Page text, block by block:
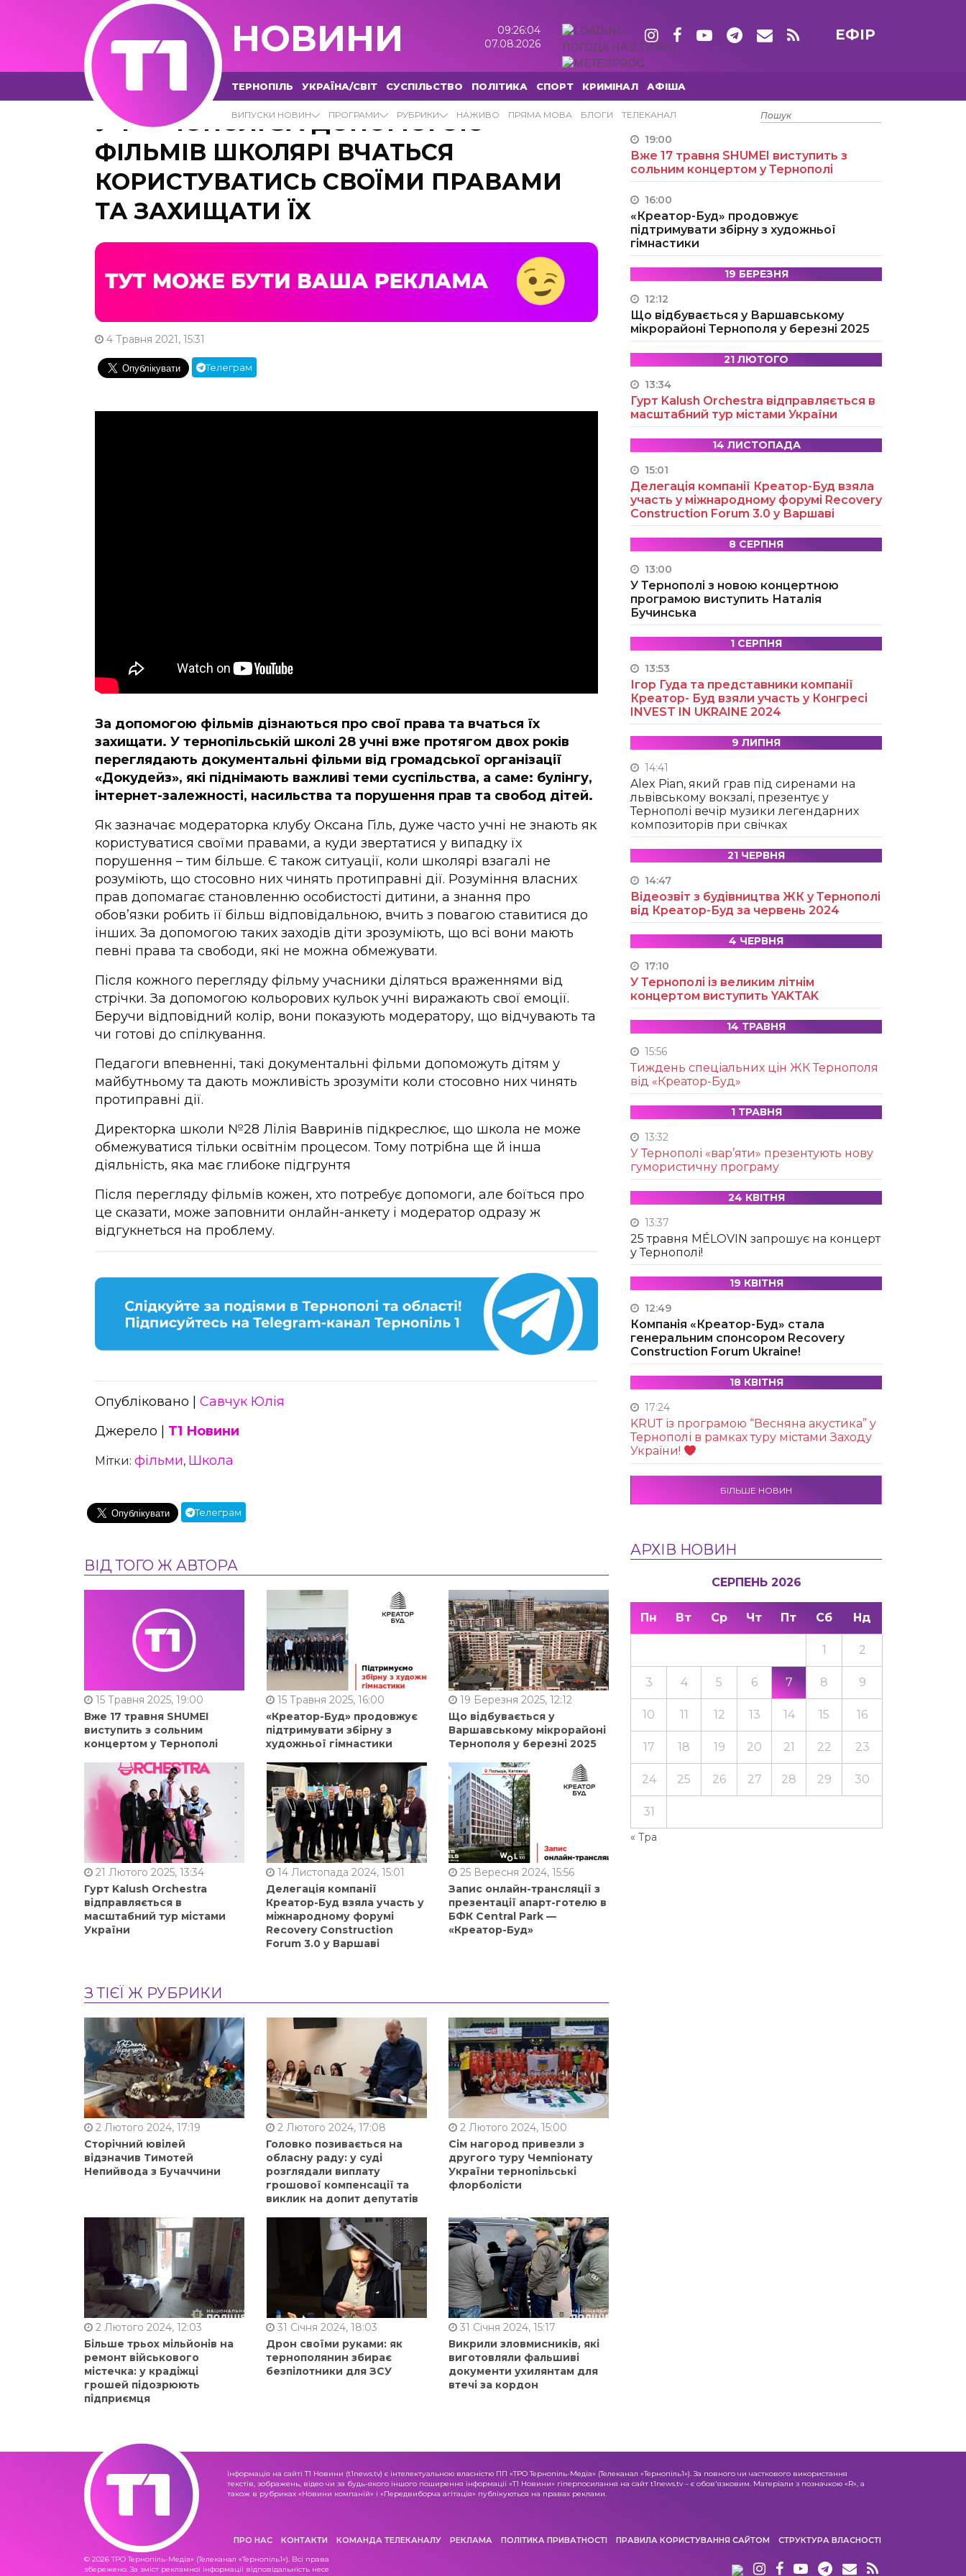
НОВИНИ
09:26:05
07.08.2026
ПОГОДА НА 2 ТИЖНІ
ЕФІР
ТЕРНОПІЛЬ УКРАЇНА/СВІТ СУСПІЛЬСТВО ПОЛІТИКА СПОРТ КРИМІНАЛ АФІША
ВИПУСКИ НОВИН ПРОГРАМИ РУБРИКИ НАЖИВО ПРЯМА МОВА БЛОГИ ТЕЛЕКАНАЛ
У ТЕРНОПОЛІ ЗА ДОПОМОГОЮ
ФІЛЬМІВ ШКОЛЯРІ ВЧАТЬСЯ
КОРИСТУВАТИСЬ СВОЇМИ ПРАВАМИ
ТА ЗАХИЩАТИ ЇХ
4 Травня 2021, 15:31
Телеграм
За допомогою фільмів дізнаються про свої права та вчаться їх
захищати. У тернопільській школі 28 учні вже протягом двох років
переглядають документальні фільми від громадської організації
«Докудейз», які піднімають важливі теми суспільства, а саме: булінгу,
інтернет-залежності, насильства та порушення прав та свобод дітей.
Як зазначає модераторка клубу Оксана Гіль, дуже часто учні не знають як
користуватися своїми правами, а куди звертатися у випадку їх
порушення – тим більше. Є також ситуації, коли школярі взагалі не
розуміють, що стосовно них чинять протиправні дії. Розуміння власних
прав допомагає становленню особистості дитини, а знання про
обов’язки робить її більш відповідальною, вчить з повагою ставитися до
інших. За допомогою таких заходів діти зрозуміють, що всі вони мають
певні права та свободи, які не можна обмежувати.
Після кожного перегляду фільму учасники діляться враженнями від
стрічки. За допомогою кольорових кульок учні виражають свої емоції.
Беручи відповідний колір, вони показують модератору, що відчувають та
чи готові до спілкування.
Педагоги впевненні, такі документальні фільми допоможуть дітям у
майбутньому та дають можливість зрозуміти коли стосовно них чинять
протиправні дії.
Директорка школи №28 Лілія Вавринів підкреслює, що школа не може
обмежуватися тільки освітнім процесом. Тому потрібна ще й інша
діяльність, яка має глибоке підгрунтя
Після перегляду фільмів кожен, хто потребує допомоги, але боїться про
це сказати, може заповнити онлайн-анкету і модератор одразу ж
відгукнеться на проблему.
Опубліковано | Савчук Юлія
Джерело | Т1 Новини
Мітки: фільми, Школа
Телеграм
ВІД ТОГО Ж АВТОРА
15 Травня 2025, 19:00
Вже 17 травня SHUMEI
виступить з сольним
концертом у Тернополі
15 Травня 2025, 16:00
«Креатор-Буд» продовжує
підтримувати збірну з
художньої гімнастики
19 Березня 2025, 12:12
Що відбувається у
Варшавському мікрорайоні
Тернополя у березні 2025
21 Лютого 2025, 13:34
Гурт Kalush Orchestra
відправляється в
масштабний тур містами
України
14 Листопада 2024, 15:01
Делегація компанії
Креатор-Буд взяла участь у
міжнародному форумі
Recovery Construction
Forum 3.0 у Варшаві
25 Вересня 2024, 15:56
Запис онлайн-трансляції з
презентації апарт-готелю в
БФК Central Park —
«Креатор-Буд»
З ТІЄЇ Ж РУБРИКИ
2 Лютого 2024, 17:19
Сторічний ювілей
відзначив Тимотей
Непийвода з Бучаччини
2 Лютого 2024, 17:08
Головко позивається на
обласну раду: у суді
розглядали виплату
грошової компенсації та
виклик на допит депутатів
2 Лютого 2024, 15:00
Сім нагород привезли з
другого туру Чемпіонату
України тернопільські
флорболісти
2 Лютого 2024, 12:03
Більше трьох мільйонів на
ремонт військового
містечка: у крадіжці
грошей підозрюють
підприємця
31 Січня 2024, 18:03
Дрон своїми руками: як
тернополянин збирає
безпілотники для ЗСУ
31 Січня 2024, 15:17
Викрили зловмисників, які
виготовляли фальшиві
документи ухилянтам для
втечі за кордон
15 ТРАВНЯ
19:00
Вже 17 травня SHUMEI виступить з
сольним концертом у Тернополі
16:00
«Креатор-Буд» продовжує
підтримувати збірну з художньої
гімнастики
19 БЕРЕЗНЯ
12:12
Що відбувається у Варшавському
мікрорайоні Тернополя у березні 2025
21 ЛЮТОГО
13:34
Гурт Kalush Orchestra відправляється в
масштабний тур містами України
14 ЛИСТОПАДА
15:01
Делегація компанії Креатор-Буд взяла
участь у міжнародному форумі Recovery
Construction Forum 3.0 у Варшаві
8 СЕРПНЯ
13:00
У Тернополі з новою концертною
програмою виступить Наталія
Бучинська
1 СЕРПНЯ
13:53
Ігор Гуда та представники компанії
Креатор- Буд взяли участь у Конгресі
INVEST IN UKRAINE 2024
9 ЛИПНЯ
14:41
Alex Pian, який грав під сиренами на
львівському вокзалі, презентує у
Тернополі вечір музики легендарних
композиторів при свічках
21 ЧЕРВНЯ
14:47
Відеозвіт з будівництва ЖК у Тернополі
від Креатор-Буд за червень 2024
4 ЧЕРВНЯ
17:10
У Тернополі із великим літнім
концертом виступить YAKTAK
14 ТРАВНЯ
15:56
Тиждень спеціальних цін ЖК Тернополя
від «Креатор-Буд»
1 ТРАВНЯ
13:32
У Тернополі «вар’яти» презентують нову
гумористичну програму
24 КВІТНЯ
13:37
25 травня MÉLOVIN запрошує на концерт
у Тернополі!
19 КВІТНЯ
12:49
Компанія «Креатор-Буд» стала
генеральним спонсором Recovery
Construction Forum Ukraine!
18 КВІТНЯ
17:24
KRUТ із програмою “Весняна акустика” у
Тернополі в рамках туру містами Заходу
України!
БІЛЬШЕ НОВИН
АРХІВ НОВИН
СЕРПЕНЬ 2026
Пн Вт Ср Чт Пт Сб Нд
« Тра
1 2
3 4 5 6 7 8 9
10 11 12 13 14 15 16
17 18 19 20 21 22 23
24 25 26 27 28 29 30
31
Інформація на сайті Т1 Новини (t1news.tv) є інтелектуальною власністю ПП «ТРО Тернопіль-Медіа» (Телеканал «Тернопіль1»). За повного чи часткового використання
текстів, зображень, відео чи за будь-якого іншого поширення інформації «Т1 Новини» гіперпосилання на сайт t1news.tv – є обов'язковим. Матеріали з позначкою «R», а
також в рубриках «Новини компаній» і «Передвиборча агітація» публікуються на правах реклами.
ПРО НАС КОНТАКТИ КОМАНДА ТЕЛЕКАНАЛУ РЕКЛАМА ПОЛІТИКА ПРИВАТНОСТІ ПРАВИЛА КОРИСТУВАННЯ САЙТОМ СТРУКТУРА ВЛАСНОСТІ
© 2026 ТРО Тернопіль-Медіа» (Телеканал «Тернопіль1»). Всі права
збережено. За зміст рекламної інформації відповідальність несе